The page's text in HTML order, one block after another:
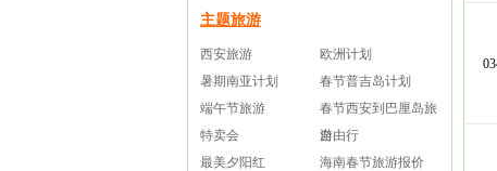
主题旅游
西安旅游
欧洲计划
暑期南亚计划
春节普吉岛计划
端午节旅游
春节西安到巴厘岛旅
游
特卖会
自由行
最美夕阳红
海南春节旅游报价